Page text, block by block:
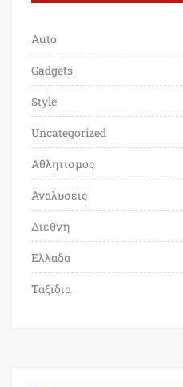
Auto
Gadgets
Style
Uncategorized
Αθλητισμος
Αναλυσεις
Διεθνη
Ελλαδα
Ταξιδια